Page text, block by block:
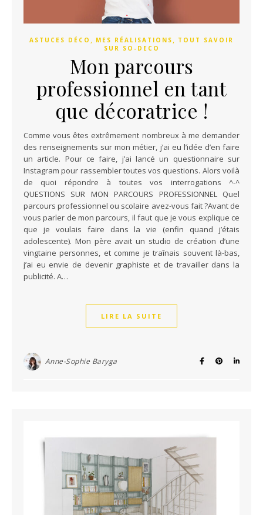
ASTUCES DÉCO , MES RÉALISATIONS , TOUT SAVOIR
SUR SO-DECO
Mon parcours
professionnel en tant
que décoratrice !
Comme vous êtes extrêmement nombreux à me demander
des renseignements sur mon métier, j’ai eu l’idée d’en faire
un article. Pour ce faire, j’ai lancé un questionnaire sur
Instagram pour rassembler toutes vos questions. Alors voilà
de quoi répondre à toutes vos interrogations ^-^
QUESTIONS SUR MON PARCOURS PROFESSIONNEL Quel
parcours professionnel ou scolaire avez-vous fait ?Avant de
vous parler de mon parcours, il faut que je vous explique ce
que je voulais faire dans la vie (enfin quand j’étais
adolescente). Mon père avait un studio de création d’une
vingtaine personnes, et comme je traînais souvent là-bas,
j’ai eu envie de devenir graphiste et de travailler dans la
publicité. A…
LIRE LA SUITE
Anne-Sophie Baryga